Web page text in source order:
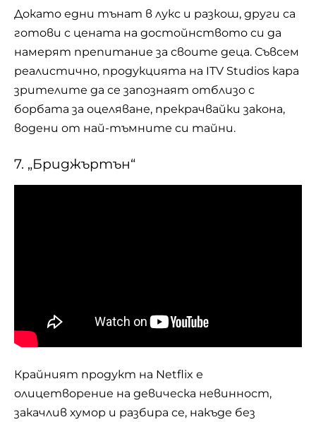
Докато едни тънат в лукс и разкош, други са
готови с цената на достойнството си да
намерят препитание за своите деца. Съвсем
реалистично, продукцията на ITV Studios кара
зрителите да се запознаят отблизо с
борбата за оцеляване, прекрачвайки закона,
водени от най-тъмните си тайни.
7. „Бриджъртън“
Крайният продукт на Netflix е
олицетворение на девическа невинност,
закачлив хумор и разбира се, накъде без